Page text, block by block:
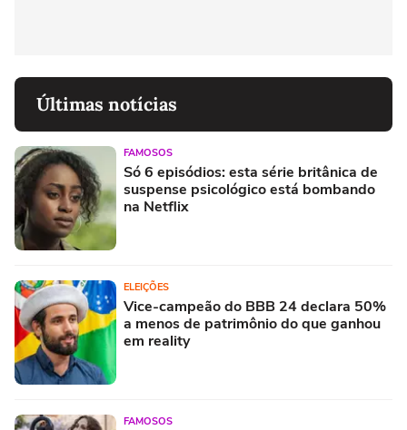
Últimas notícias
FAMOSOS
Só 6 episódios: esta série britânica de
suspense psicológico está bombando
na Netflix
ELEIÇÕES
Vice-campeão do BBB 24 declara 50%
a menos de patrimônio do que ganhou
em reality
FAMOSOS